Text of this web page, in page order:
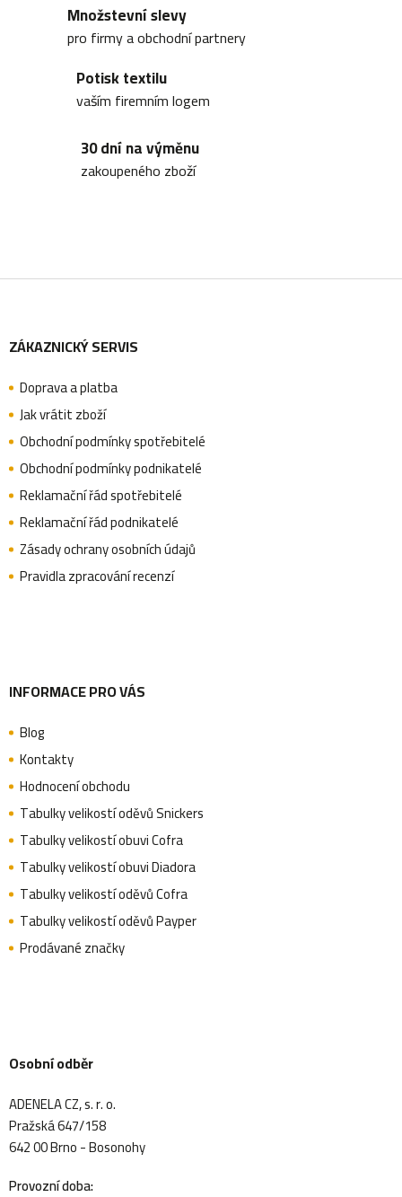
d
c
u
Množstevní slevy
pro firmy a obchodní partnery
Potisk textilu
vaším firemním logem
30 dní na výměnu
zakoupeného zboží
á
p
a
t
ZÁKAZNICKÝ SERVIS
Doprava a platba
Jak vrátit zboží
Obchodní podmínky spotřebitelé
Obchodní podmínky podnikatelé
Reklamační řád spotřebitelé
Reklamační řád podnikatelé
Zásady ochrany osobních údajů
Pravidla zpracování recenzí
INFORMACE PRO VÁS
Blog
Kontakty
Hodnocení obchodu
Tabulky velikostí oděvů Snickers
Tabulky velikostí obuvi Cofra
Tabulky velikostí obuvi Diadora
Tabulky velikostí oděvů Cofra
Tabulky velikostí oděvů Payper
Prodávané značky
Osobní odběr
ADENELA CZ, s. r. o.
Pražská 647/158
642 00 Brno - Bosonohy
Provozní doba: